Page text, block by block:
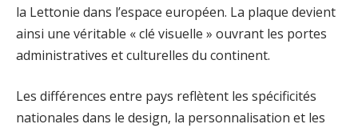
la Lettonie dans l’espace européen. La plaque devient
ainsi une véritable « clé visuelle » ouvrant les portes
administratives et culturelles du continent.
Les différences entre pays reflètent les spécificités
nationales dans le design, la personnalisation et les